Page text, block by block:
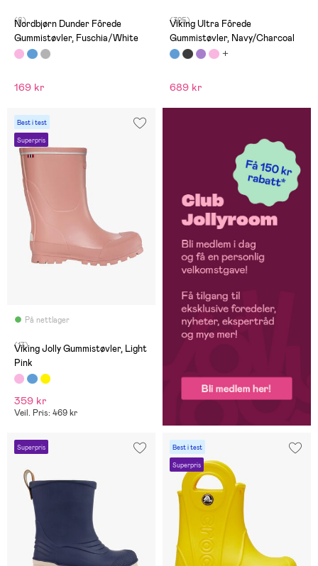
(6)
Nordbjørn Dunder Fôrede
Gummistøvler, Fuschia/White
169 kr
(325)
Viking Ultra Fôrede
Gummistøvler, Navy/Charcoal
689 kr
Best i test
Superpris
På nettlager
(17)
Viking Jolly Gummistøvler, Light
Pink
359 kr
Veil. Pris: 469 kr
Superpris Best i test
Superpris